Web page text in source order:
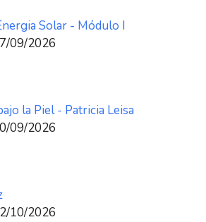
Solar - Módulo I
09/2026
la Piel - Patricia Leisa
09/2026
10/2026